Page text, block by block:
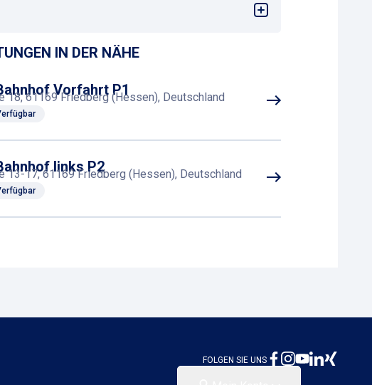
IN DER NÄHE
Vorfahrt P1
18, 61169 Friedberg (Hessen), Deutschland
links P2
13-17, 61169 Friedberg (Hessen), Deutschland
FOLGEN SIE UNS